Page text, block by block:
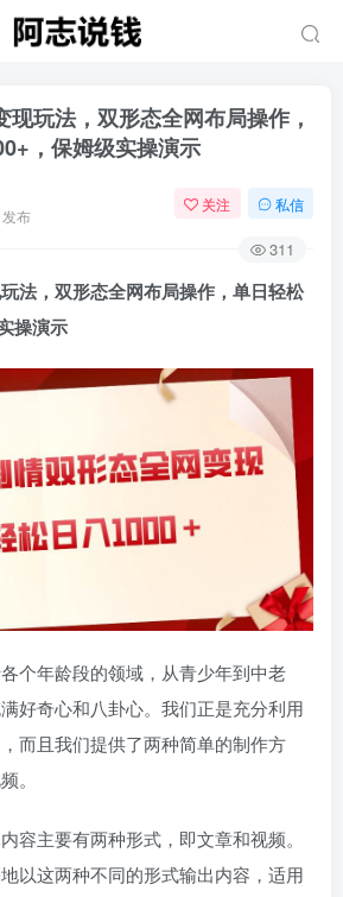
玩法，双形态全网布局操作，
，保姆级实操演示
布
关注 私信
311
法，双形态全网布局操作，单日轻松
操演示
个年龄段的领域，从青少年到中老
好奇心和八卦心。我们正是充分利用
而且我们提供了两种简单的制作方
。
容主要有两种形式，即文章和视频。
以这两种不同的形式输出内容，适用